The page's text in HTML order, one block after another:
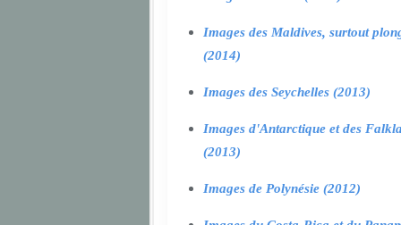
Images des Maldives, surtout
(2014)
Images des Seychelles (2013)
Images d'Antarctique et des
(2013)
Images de Polynésie (2012)